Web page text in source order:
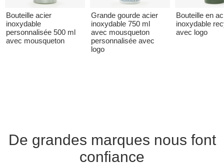
Bouteille acier
inoxydable
personnalisée 500 ml
avec mousqueton
Grande gourde acier
inoxydable 750 ml
avec mousqueton
personnalisée avec
logo
Bouteille en
inoxydable
avec logo
De grandes marques nous font
confiance